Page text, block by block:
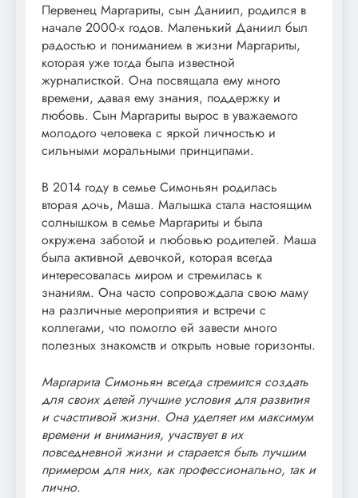
Первенец Маргариты, сын Даниил, родился в
начале 2000-х годов. Маленький Даниил был
радостью и пониманием в жизни Маргариты,
которая уже тогда была известной
журналисткой. Она посвящала ему много
времени, давая ему знания, поддержку и
любовь. Сын Маргариты вырос в уважаемого
молодого человека с яркой личностью и
сильными моральными принципами.
В 2014 году в семье Симоньян родилась
вторая дочь, Маша. Малышка стала настоящим
солнышком в семье Маргариты и была
окружена заботой и любовью родителей. Маша
была активной девочкой, которая всегда
интересовалась миром и стремилась к
знаниям. Она часто сопровождала свою маму
на различные мероприятия и встречи с
коллегами, что помогло ей завести много
полезных знакомств и открыть новые горизонты.
Маргарита Симоньян всегда стремится создать
для своих детей лучшие условия для развития
и счастливой жизни. Она уделяет им максимум
времени и внимания, участвует в их
повседневной жизни и старается быть лучшим
примером для них, как профессионально, так и
лично.